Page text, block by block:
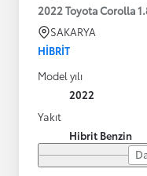
2022 Toyota Corolla
SAKARYA
HIBRIT
Model yılı
2022
Yakıt
Hibrit Benzin